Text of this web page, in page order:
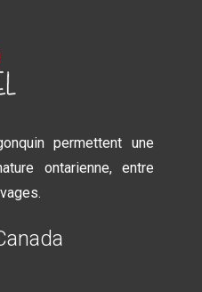
permettent une
ontarienne, entre